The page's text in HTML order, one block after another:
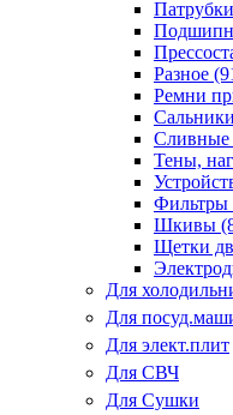
Разное
Ремни
Сливные
Тены,
Фильтры
Шкивы
Щетки
Для
Для
Для элект.плит
Для СВЧ
Для Сушки